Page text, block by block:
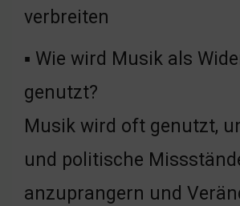
verbreiten
▪ Wie wird Musik als
genutzt?
Musik wird oft genutzt,
und politische
anzuprangern und